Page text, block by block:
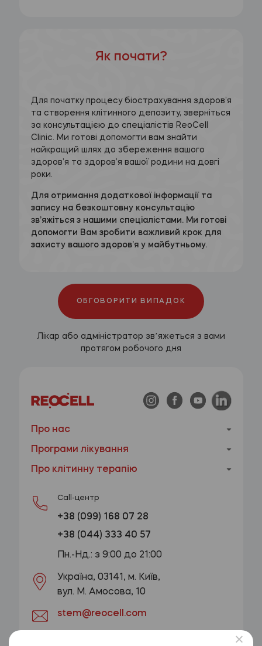
Як почати?
Для початку процесу біострахування здоров’я
та створення клітинного депозиту, зверніться
за консультацією до спеціалістів ReoCell
Clinic. Ми готові допомогти вам знайти
найкращий шлях до збереження вашого
здоров’я та здоров’я вашої родини на довгі
роки.
Для отримання додаткової інформації та
запису на безкоштовну консультацію
зв’яжіться з нашими спеціалістами. Ми готові
допомогти Вам зробити важливий крок для
захисту вашого здоров’я у майбутньому.
ОБГОВОРИТИ ВИПАДОК
Лікар або адміністратор звʼяжеться з вами
протягом робочого дня
Про нас
Програми лікування
Про клітинну терапію
Call-центр
+38 (099) 168 07 28
+38 (044) 333 40 57
Пн.-Нд.: з 9:00 до 21:00
Україна, 03141, м. Київ,
вул. М. Амосова, 10
stem@reocell.com